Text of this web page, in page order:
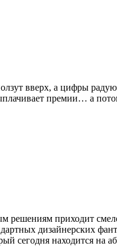
вверх, а цифры
премии… а
решениям приходит
дизайнерских
сегодня находится на